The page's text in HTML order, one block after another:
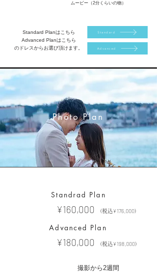
ムービー（2分くらいの物）
Standard Planはこちら
Advanced Planはこちら
のドレスからお選び頂けます。
Advanced
Standard
Photo Plan
Standrad Plan
¥160,000 （税込¥176,000）
Advanced Plan
¥180,000 （税込¥198,000）
撮影から2週間